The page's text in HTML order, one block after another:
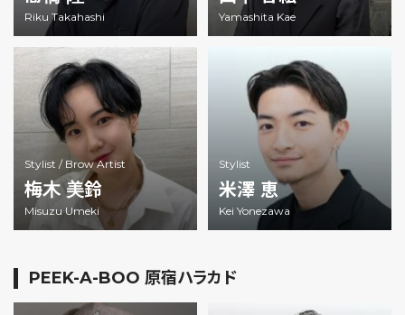
Riku Takahashi Yamashita Kae
Stylist / Brow Artist
梅木 美鈴
Misuzu Umeki
Stylist
米澤 恵
Kei Yonezawa
PEEK-A-BOO 原宿ハラカド